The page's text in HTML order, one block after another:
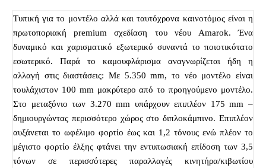
Τυπική για το μοντέλο αλλά και ταυτόχρονα καινοτόμος είναι η
πρωτοποριακή premium σχεδίαση του νέου Amarok. Ένα
δυναμικό και χαρισματικό εξωτερικό συναντά το ποιοτικότατο
εσωτερικό. Παρά το καμουφλάρισμα αναγνωρίζεται ήδη η
αλλαγή στις διαστάσεις: Με 5.350 mm, το νέο μοντέλο είναι
τουλάχιστον 100 mm μακρύτερο από το προηγούμενο μοντέλο.
Στο μεταξόνιο των 3.270 mm υπάρχουν επιπλέον 175 mm –
δημιουργώντας περισσότερο χώρος στο διπλοκάμπινο. Επιπλέον
αυξάνεται το ωφέλιμο φορτίο έως και 1,2 τόνους ενώ πλέον το
μέγιστο φορτίο έλξης φτάνει την εντυπωσιακή επίδοση των 3,5
τόνων σε περισσότερες παραλλαγές κινητήρα/κιβωτίου